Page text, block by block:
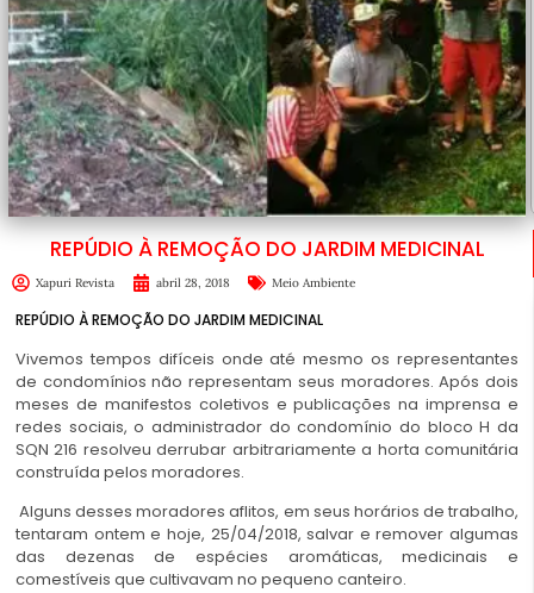
REPÚDIO À REMOÇÃO DO JARDIM MEDICINAL
Xapuri Revista abril 28, 2018 Meio Ambiente
REPÚDIO À REMOÇÃO DO JARDIM MEDICINAL
Vivemos tempos difíceis onde até mesmo os representantes
de condomínios não representam seus moradores. Após dois
meses de manifestos coletivos e publicações na imprensa e
redes sociais, o administrador do condomínio do bloco H da
SQN 216 resolveu derrubar arbitrariamente a horta comunitária
construída pelos moradores.
Alguns desses moradores aflitos, em seus horários de trabalho,
tentaram ontem e hoje, 25/04/2018, salvar e remover algumas
das dezenas de espécies aromáticas, medicinais e
comestíveis que cultivavam no pequeno canteiro.